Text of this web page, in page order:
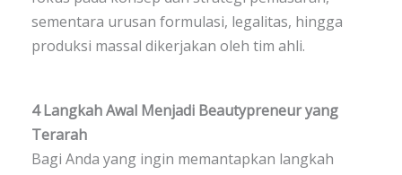
sementara urusan formulasi, legalitas, hingga
produksi massal dikerjakan oleh tim ahli.
4 Langkah Awal Menjadi Beautypreneur yang
Terarah
Bagi Anda yang ingin memantapkan langkah